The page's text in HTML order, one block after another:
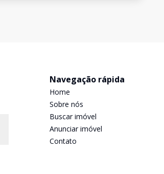
Navegação rápida
Home
Sobre nós
Buscar imóvel
Anunciar imóvel
Contato